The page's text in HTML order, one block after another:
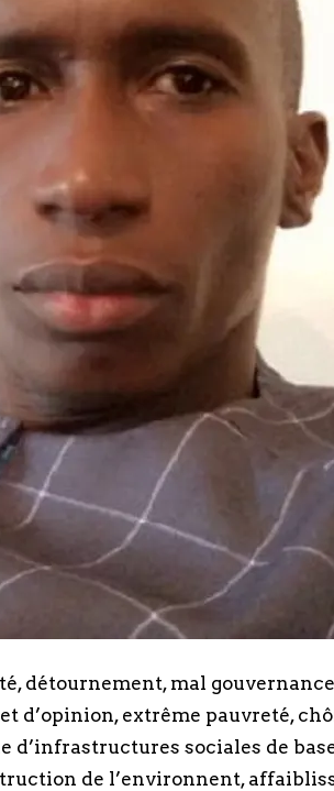
détournement, mal
d’opinion, extrême pauvreté,
d’infrastructures sociales de
de l’environnent,